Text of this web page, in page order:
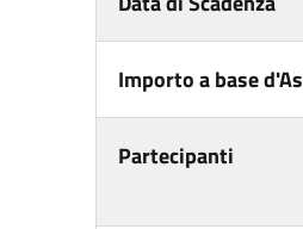
Importo a base
Partecipanti